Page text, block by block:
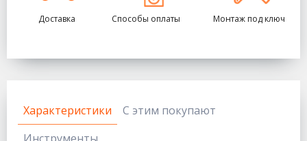
Доставка Способы оплаты Монтаж под ключ
Характеристики
С этим покупают